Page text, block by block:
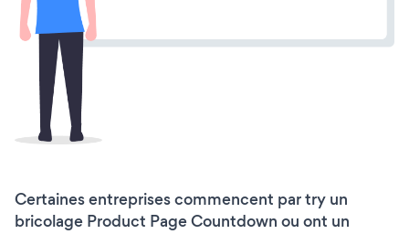
Certaines entreprises commencent par try un
bricolage Product Page Countdown ou ont un